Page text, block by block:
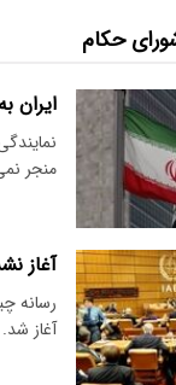
حکام
ایران
منجر
آغاز
رسانه
آغاز شد.